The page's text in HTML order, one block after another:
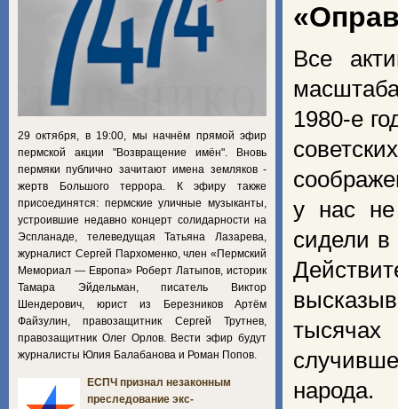
Все
1980-е
у нас
сидели в
тысячах
народа.
29 октября, в 19:00, мы начнём прямой эфир
пермской акции "Возвращение имён". Вновь
пермяки публично зачитают имена земляков -
жертв Большого террора. К эфиру также
присоединятся: пермские уличные музыканты,
устроившие недавно концерт солидарности на
Эспланаде, телеведущая Татьяна Лазарева,
журналист Сергей Пархоменко, член «Пермский
Мемориал — Европа» Роберт Латыпов, историк
Тамара Эйдельман, писатель Виктор
Шендерович, юрист из Березников Артём
Файзулин, правозащитник Сергей Трутнев,
правозащитник Олег Орлов. Вести эфир будут
журналисты Юлия Балабанова и Роман Попов.
ЕСПЧ признал незаконным
преследование экс-